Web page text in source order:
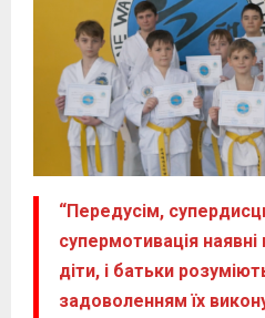
“Передусім,
супермотивація наявні
діти, і батьки
задоволенням їх